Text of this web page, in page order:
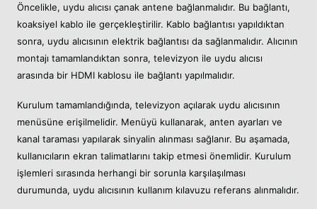
Öncelikle, uydu alıcısı çanak antene bağlanmalıdır. Bu bağlantı,
koaksiyel kablo ile gerçekleştirilir. Kablo bağlantısı yapıldıktan
sonra, uydu alıcısının elektrik bağlantısı da sağlanmalıdır. Alıcının
montajı tamamlandıktan sonra, televizyon ile uydu alıcısı
arasında bir HDMI kablosu ile bağlantı yapılmalıdır.
Kurulum tamamlandığında, televizyon açılarak uydu alıcısının
menüsüne erişilmelidir. Menüyü kullanarak, anten ayarları ve
kanal taraması yapılarak sinyalin alınması sağlanır. Bu aşamada,
kullanıcıların ekran talimatlarını takip etmesi önemlidir. Kurulum
işlemleri sırasında herhangi bir sorunla karşılaşılması
durumunda, uydu alıcısının kullanım kılavuzu referans alınmalıdır.